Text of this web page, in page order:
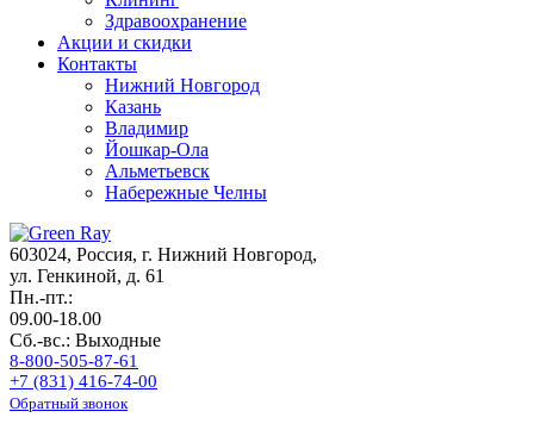
Здравоохранение
Акции и cкидки
Контакты
Нижний Новгород
Казань
Владимир
Йошкар-Ола
Альметьевск
Набережные Челны
603024, Россия, г. Нижний Новгород,
ул. Генкиной, д. 61
Пн.-пт.:
09.00-18.00
Сб.-вс.: Выходные
8-800-505-87-61
+7 (831) 416-74-00
Обратный звонок